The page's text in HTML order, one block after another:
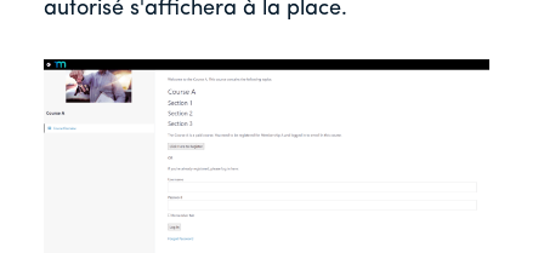
autorisé s'affichera à la place.